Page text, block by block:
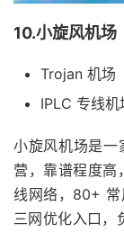
10.小旋风机场
Trojan 机场
IPLC 专线机
小旋风机场是
营，靠谱程度高
线网络，80+ 常
三网优化入口